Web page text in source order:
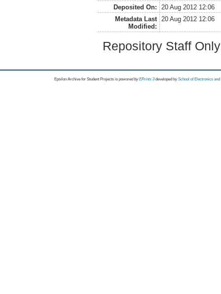
Deposited On:
20 Aug 2012 12:06
Metadata Last
Modified:
20 Aug 2012 12:06
Repository Staff
Epsilon Archive for Student Projects is powored byEPrints 3 developed by School of Electronics